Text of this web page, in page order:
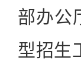
部办公
型招生